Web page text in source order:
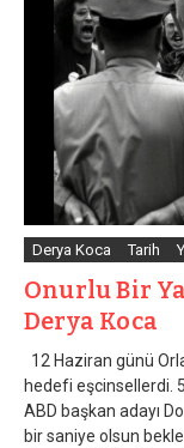
Derya Koca Tarih
Onurlu Bir
Derya Koca
12 Haziran günü
hedefi eşcinsellerdi.
ABD başkan adayı
bir saniye olsun